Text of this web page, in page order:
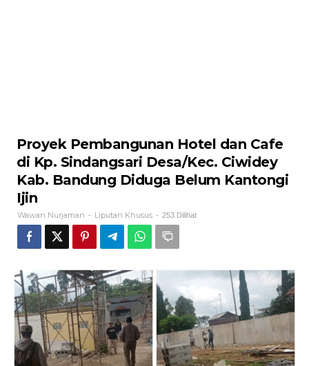
Proyek Pembangunan Hotel dan Cafe
di Kp. Sindangsari Desa/Kec. Ciwidey
Kab. Bandung Diduga Belum Kantongi
Ijin
Wawan Nurjaman - Liputan Khusus - 253 Dilihat